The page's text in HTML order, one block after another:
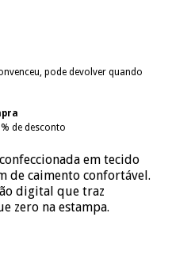
pode devolver quando
de desconto
em tecido
de caimento confortável.
digital que traz
zero na estampa.